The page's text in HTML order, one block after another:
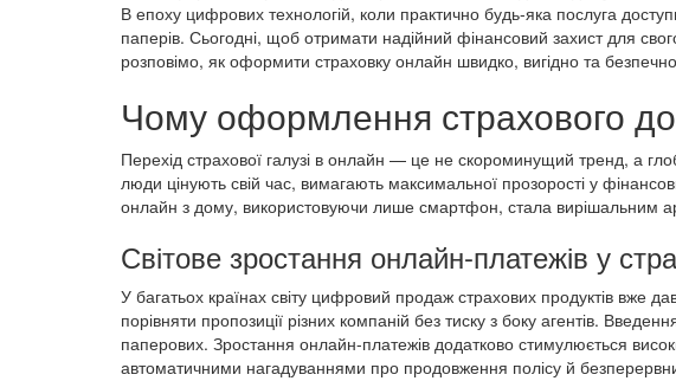
В епоху цифрових технологій, коли практично будь-яка послуга
паперів. Сьогодні, щоб отримати надійний фінансовий захист для
розповімо, як оформити страховку онлайн швидко, вигідно та
Чому оформлення страхового
Перехід страхової галузі в онлайн — це не скороминущий тренд, а
люди цінують свій час, вимагають максимальної прозорості у
онлайн з дому, використовуючи лише смартфон, стала вирішальним
Світове зростання онлайн-платежів у
У багатьох країнах світу цифровий продаж страхових продуктів вже
порівняти пропозиції різних компаній без тиску з боку агентів.
паперових. Зростання онлайн-платежів додатково стимулюється
автоматичними нагадуваннями про продовження полісу й